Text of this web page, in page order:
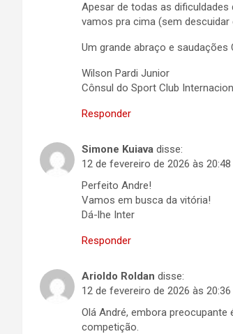
Apesar de todas as dificuldades
vamos pra cima (sem
Um grande abraço e saudações
Wilson Pardi Junior
Cônsul do Sport Club
Responder
Simone Kuiava disse:
12 de fevereiro de 2026 às 20:48
Perfeito Andre!
Vamos em busca da vitória!
Dá-lhe Inter
Responder
Arioldo Roldan disse:
12 de fevereiro de 2026 às 20:36
Olá André, embora
competição.